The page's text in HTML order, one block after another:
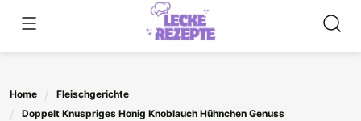
content
Home
Fleischgerichte
Doppelt Knuspriges Honig Knoblauch Hühnchen Genuss